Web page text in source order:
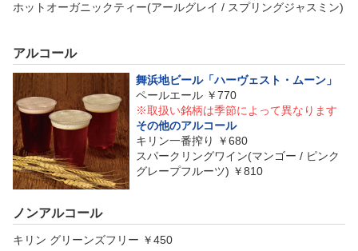
ホットオーガニックティー(アールグレイ / スプリングジャスミン)
アルコール
舞浜地ビール「ハーヴェスト・ムーン」
ペールエール ￥770
※取扱い銘柄は季節によって異なります
その他のアルコール
キリン一番搾り ￥680
スパークリングワイン(マンゴー / ピンク
グレープフルーツ) ￥810
ノンアルコール
キリン グリーンズフリー ￥450